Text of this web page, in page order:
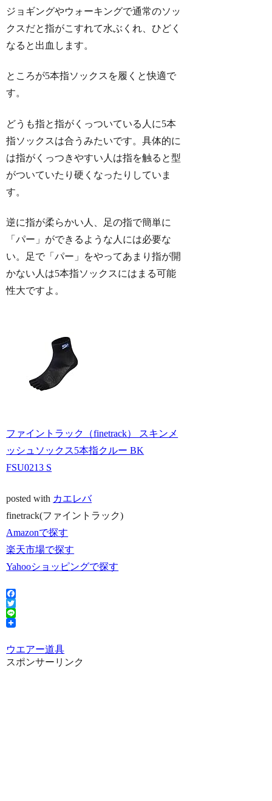
ジョギングやウォーキングで通常のソッ
クスだと指がこすれて水ぶくれ、ひどく
なると出血します。
ところが5本指ソックスを履くと快適で
す。
どうも指と指がくっついている人に5本
指ソックスは合うみたいです。具体的に
は指がくっつきやすい人は指を触ると型
がついていたり硬くなったりしていま
す。
逆に指が柔らかい人、足の指で簡単に
「パー」ができるような人には必要な
い。足で「パー」をやってあまり指が開
かない人は5本指ソックスにはまる可能
性大ですよ。
ファイントラック（finetrack） スキンメ
ッシュソックス5本指クルー BK
FSU0213 S
posted with カエレバ
finetrack(ファイントラック)
Amazonで探す
楽天市場で探す
Yahooショッピングで探す
Facebook
Twitter
Line
ウエアー道具
スポンサーリンク